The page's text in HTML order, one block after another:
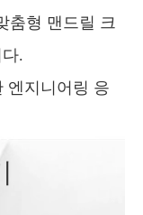
춤형 맨드릴 크
.
엔지니어링 응